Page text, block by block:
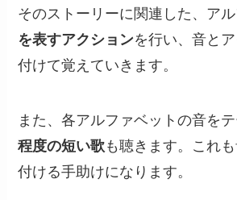
そのストーリーに関連した、ア
を表すアクションを行い、音と
付けて覚えていきます。
また、各アルファベットの音を
程度の短い歌も聴きます。これ
付ける手助けになります。